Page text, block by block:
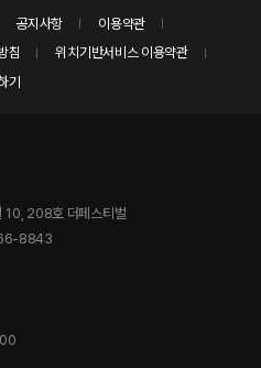
공지사항
이용약관
침
위치기반서비스 이용약관
기
10, 208호 더페스티벌
8843